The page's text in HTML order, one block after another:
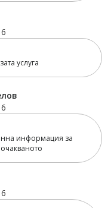
услуга
информация за